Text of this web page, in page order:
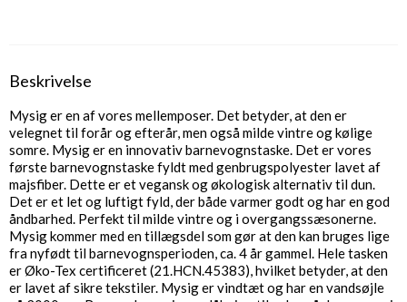
Beskrivelse
Mysig er en af ​​vores mellemposer. Det betyder, at den er
velegnet til forår og efterår, men også milde vintre og kølige
somre. Mysig er en innovativ barnevognstaske. Det er vores
første barnevognstaske fyldt med genbrugspolyester lavet af
majsfiber. Dette er et vegansk og økologisk alternativ til dun.
Det er et let og luftigt fyld, der både varmer godt og har en god
åndbarhed. Perfekt til milde vintre og i overgangssæsonerne.
Mysig kommer med en tillægsdel som gør at den kan bruges lige
fra nyfødt til barnevognsperioden, ca. 4 år gammel. Hele tasken
er Øko-Tex certificeret (21.HCN.45383), hvilket betyder, at den
er lavet af sikre tekstiler. Mysig er vindtæt og har en vandsøjle